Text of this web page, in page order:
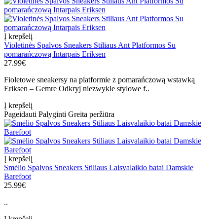
Į krepšelį
Violetinės Spalvos Sneakers Stiliaus Ant Platformos Su
pomarańczową Intarpais Eriksen
27.99€
Fioletowe sneakersy na platformie z pomarańczową wstawką
Eriksen – Gemre Odkryj niezwykle stylowe f..
Į krepšelį
Pageidauti Palyginti Greita peržiūra
Į krepšelį
Smėlio Spalvos Sneakers Stiliaus Laisvalaikio batai Damskie
Barefoot
25.99€
..